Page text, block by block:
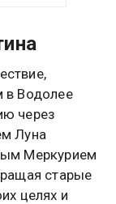
в Водолее
через
Луна
Меркурием
старые
целях и